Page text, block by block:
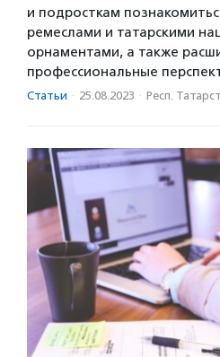
и подросткам
ремеслами и татарскими
орнаментами, а также
профессиональные
Статьи · 25.08.2023 · Респ.